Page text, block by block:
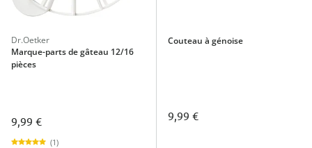
Dr.Oetker
Marque-parts de gâteau 12/16
pièces
9,99 €
(1)
Couteau à génoise
9,99 €